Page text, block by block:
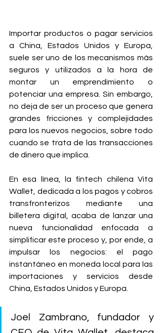
Importar productos o pagar servicios
a China, Estados Unidos y Europa,
suele ser uno de los mecanismos más
seguros y utilizados a la hora de
montar un emprendimiento o
potenciar una empresa. Sin embargo,
no deja de ser un proceso que genera
grandes fricciones y complejidades
para los nuevos negocios, sobre todo
cuando se trata de las transacciones
de dinero que implica.
En esa línea, la fintech chilena Vita
Wallet, dedicada a los pagos y cobros
transfronterizos mediante una
billetera digital, acaba de lanzar una
nueva funcionalidad enfocada a
simplificar este proceso y, por ende, a
impulsar los negocios: el pago
instantáneo en moneda local para las
importaciones y servicios desde
China, Estados Unidos y Europa.
Joel Zambrano, fundador y